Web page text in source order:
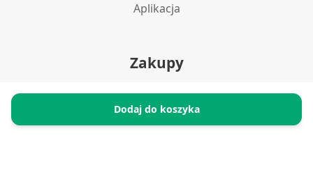
Dodaj do koszyka
Aplikacja
Zakupy
Polityka prywatności
Reklamacje i zwroty